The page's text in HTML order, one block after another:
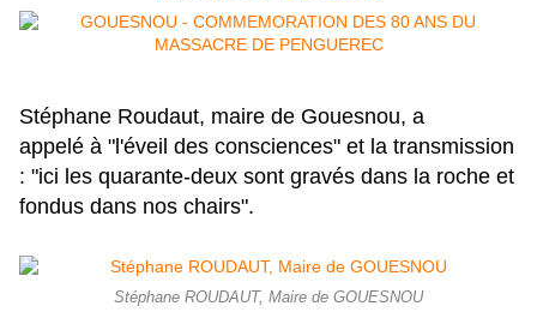
Stéphane Roudaut, maire de Gouesnou, a
appelé à " l'éveil des consciences" et la transmission
: "ici les quarante-deux sont gravés dans la roche et
fondus dans nos chairs".
Stéphane ROUDAUT, Maire de GOUESNOU